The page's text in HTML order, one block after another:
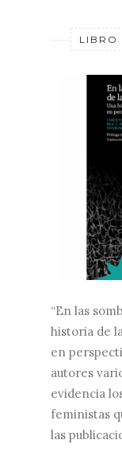
LIBRO
“En las
historia de
en
autores
evidencia
feministas
las